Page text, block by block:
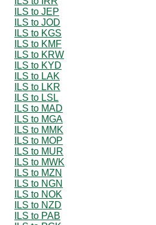
ILS to JEP
ILS to JOD
ILS to KGS
ILS to KMF
ILS to KRW
ILS to KYD
ILS to LAK
ILS to LKR
ILS to LSL
ILS to MAD
ILS to MGA
ILS to MMK
ILS to MOP
ILS to MUR
ILS to MWK
ILS to MZN
ILS to NGN
ILS to NOK
ILS to NZD
ILS to PAB